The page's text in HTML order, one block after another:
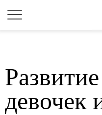
девочек